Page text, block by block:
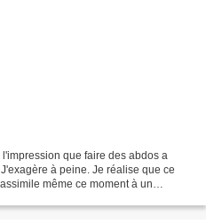
que faire des abdos a
à peine. Je réalise que ce
même ce moment à un